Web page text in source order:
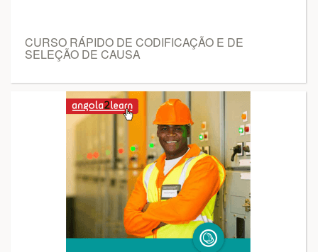
CURSO RÁPIDO DE CODIFICAÇÃO E DE
SELEÇÃO DE CAUSA